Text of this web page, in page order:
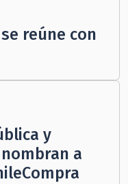
reúne con
y
a